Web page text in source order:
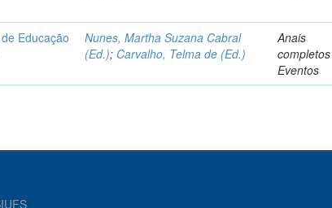
Educação
Nunes, Martha Suzana Cabral
(Ed.); Carvalho, Telma de (Ed.)
Anais
Eventos